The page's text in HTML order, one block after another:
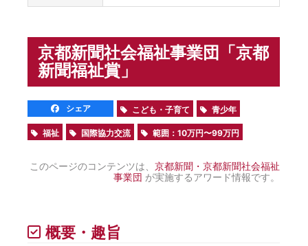
京都新聞社会福祉事業団「京都
新聞福祉賞」
シェア こども・子育て 青少年
福祉 国際協力交流 範囲：10万円〜99万円
このページのコンテンツは、京都新聞・京都新聞社会福祉
事業団 が実施するアワード情報です。
概要・趣旨